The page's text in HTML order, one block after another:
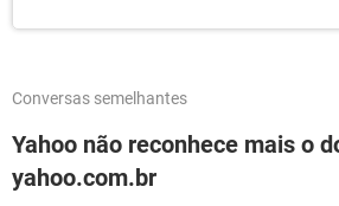
Conversas semelhantes
Yahoo não reconhece mais o
yahoo.com.br